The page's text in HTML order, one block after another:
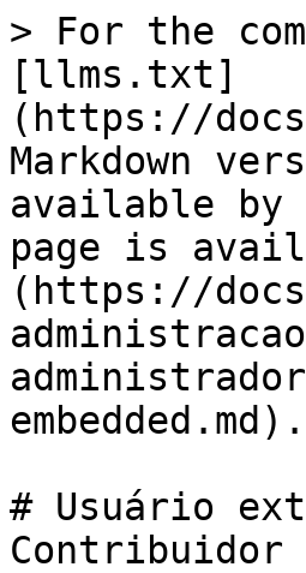
> For the
[llms.txt]
(https://
Markdown
available by
page is
(https://
embedded.md).
# Usuário
Contribuidor